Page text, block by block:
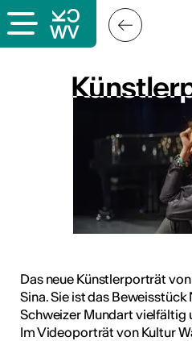
Das neue Künstlerporträt
Sina. Sie ist das Beweisstück
Schweizer Mundart vielfältig
Im Videoporträt von Kultur